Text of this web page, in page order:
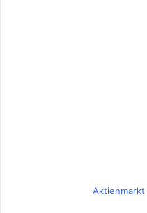
Aktienmarkt